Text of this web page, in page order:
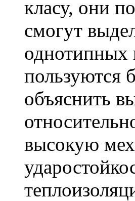
класу, они
смогут
пользуются
объяснить
высокую